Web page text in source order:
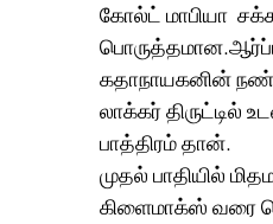
கோல்ட் மாபியா
கதாநாயகனின் நண்பன்
லாக்கர் திருட்டில்
பாத்திரம் தான்.
முதல் பாதியில்
கிளைமாக்ஸ் வரை